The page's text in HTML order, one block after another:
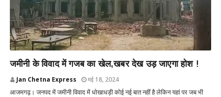
जमीनी के विवाद में गजब का खेल,खबर देख उड़ जाएगा होश !
Jan Chetna Express मई 18, 2024
आजमगढ़। जनपद में जमीनी विवाद में धोखाधड़ी कोई नई बात नहीं है लेकिन यहां पर जब भी